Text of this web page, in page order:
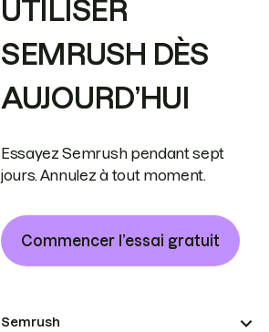
UTILISER
SEMRUSH DÈS
AUJOURD’HUI
Essayez Semrush pendant sept
jours. Annulez à tout moment.
Commencer l’essai gratuit
Semrush